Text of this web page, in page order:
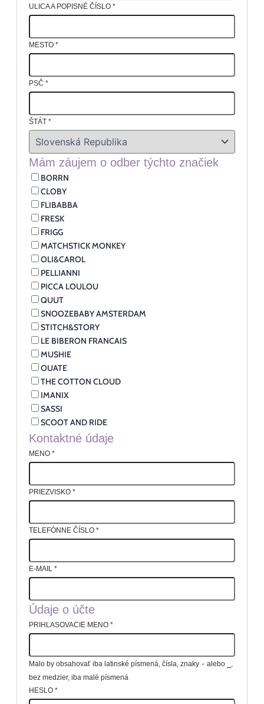
ULICA A POPISNÉ ČÍSLO *
MESTO *
PSČ *
ŠTÁT *
Mám záujem o odber týchto značiek
BORRN
CLOBY
FLIBABBA
FRESK
FRIGG
MATCHSTICK MONKEY
OLI&CAROL
PELLIANNI
PICCA LOULOU
QUUT
SNOOZEBABY AMSTERDAM
STITCH&STORY
LE BIBERON FRANCAIS
MUSHIE
OUATE
THE COTTON CLOUD
IMANIX
SASSI
SCOOT AND RIDE
Kontaktné údaje
MENO *
PRIEZVISKO *
TELEFÓNNE ČÍSLO *
E-MAIL *
Údaje o účte
PRIHLASOVACIE MENO *
Malo by obsahovať iba latinské písmená, čísla, znaky - alebo
bez medzier, iba malé písmená
HESLO *